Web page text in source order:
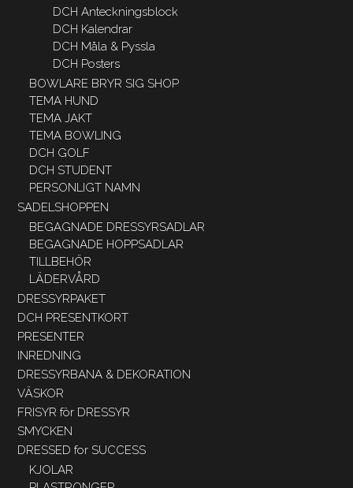
DCH Anteckningsblock
DCH Kalendrar
DCH Måla & Pyssla
DCH Posters
BOWLARE BRYR SIG SHOP
TEMA HUND
TEMA JAKT
TEMA BOWLING
DCH GOLF
DCH STUDENT
PERSONLIGT NAMN
SADELSHOPPEN
BEGAGNADE DRESSYRSADLAR
BEGAGNADE HOPPSADLAR
TILLBEHÖR
LÄDERVÅRD
DRESSYRPAKET
DCH PRESENTKORT
PRESENTER
INREDNING
DRESSYRBANA & DEKORATION
VÄSKOR
FRISYR för DRESSYR
SMYCKEN
DRESSED for SUCCESS
KJOLAR